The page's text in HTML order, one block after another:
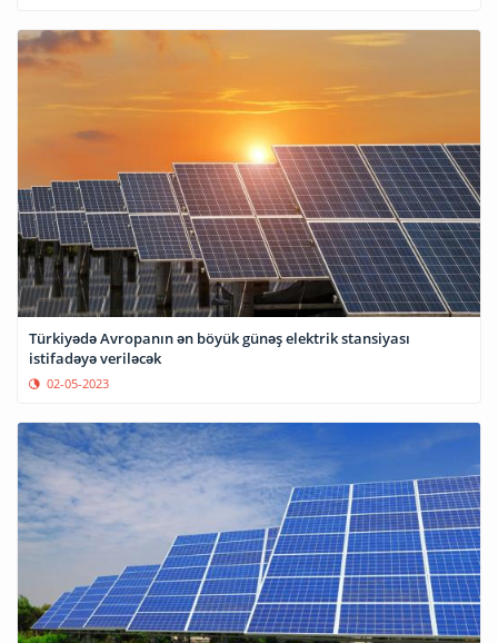
Türkiyədə Avropanın ən böyük günəş elektrik stansiyası
istifadəyə veriləcək
02-05-2023